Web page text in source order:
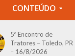
CONTEÚDO
5º Encontro de
Tratores – Toledo, PR
– 16/8/2026